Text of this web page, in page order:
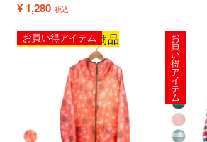
¥ 1,280 税込
お買い得アイテム
ヤッケ祭り対象商品 お
買
い
得
ア
イ
テ
ム